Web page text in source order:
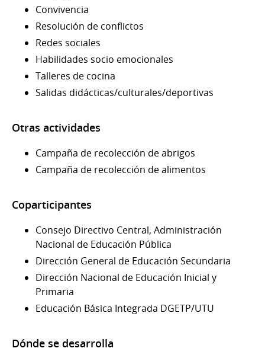
Convivencia
Resolución de conflictos
Redes sociales
Habilidades socio emocionales
Talleres de cocina
Salidas didácticas/culturales/deportivas
Otras actividades
Campaña de recolección de abrigos
Campaña de recolección de alimentos
Coparticipantes
Consejo Directivo Central, Administración
Nacional de Educación Pública
Dirección General de Educación Secundaria
Dirección Nacional de Educación Inicial y
Primaria
Educación Básica Integrada DGETP/UTU
Dónde se desarrolla